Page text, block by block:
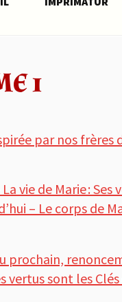
1
par nos frères
vie de Marie :
– Le corps de
prochain,
vertus sont les